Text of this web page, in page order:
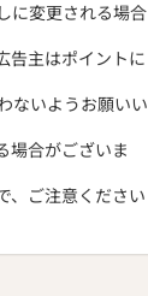
に変更される場合
告主はポイントに
ないようお願いい
場合がございま
、ご注意ください